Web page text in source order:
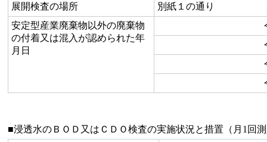
展開検査の場所
別紙１の通り
安定型産業廃棄物以外の廃棄物
の付着又は混入が認められた年
月日
■浸透水のＢＯＤ又はＣＤＯ検査の実施状況と措置（月1回